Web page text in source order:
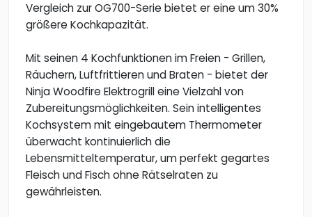
Vergleich zur OG700-Serie bietet er eine um 30%
größere Kochkapazität.
Mit seinen 4 Kochfunktionen im Freien - Grillen,
Räuchern, Luftfrittieren und Braten - bietet der
Ninja Woodfire Elektrogrill eine Vielzahl von
Zubereitungsmöglichkeiten. Sein intelligentes
Kochsystem mit eingebautem Thermometer
überwacht kontinuierlich die
Lebensmitteltemperatur, um perfekt gegartes
Fleisch und Fisch ohne Rätselraten zu
gewährleisten.